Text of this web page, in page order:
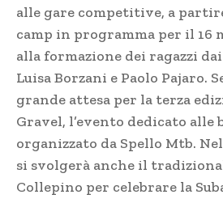
alle gare competitive, a
camp in programma per il 16
alla formazione dei ragazzi
Luisa Borzani e Paolo Pajaro.
grande attesa per la terza
Gravel, l’evento dedicato alle
organizzato da Spello Mtb.
si svolgerà anche il
Collepino per celebrare la